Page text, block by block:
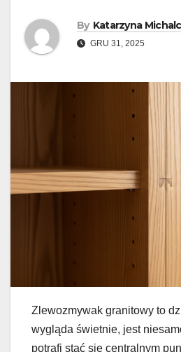
By Katarzyna
GRU 31, 2025
Zlewozmywak granitowy to
wygląda świetnie, jest
potrafi stać się centralnym